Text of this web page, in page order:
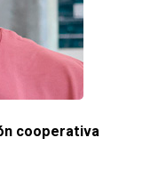
cooperativa